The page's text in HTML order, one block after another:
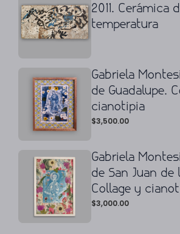
2011. Cerámica
temperatura
Gabriela
de Guadalupe.
cianotipia
$3,500.00
Gabriela
de San Juan de
Collage y
$3,000.00